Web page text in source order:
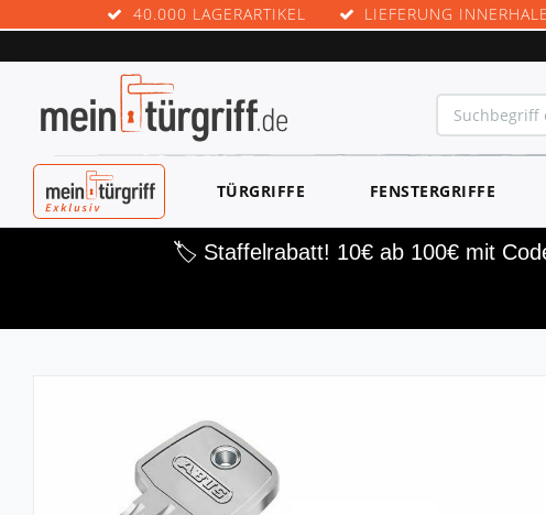
40.000 LAGERARTIKEL LIEFERUNG
MEINTÜRGRIF
F EXKLUSIV
TÜRGRIFFE FENSTERGRIFFE
🏷️ Staffelrabatt! 10€ ab 100€ mit